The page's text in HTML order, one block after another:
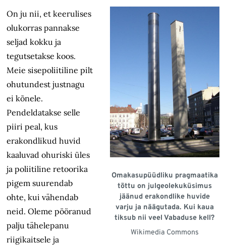
Omakasupüüdliku pragmaatika
tõttu on julgeolekuküsimus
jäänud erakondlike huvide
varju ja näägutada. Kui kaua
tiksub nii veel Vabaduse kell?
Wikimedia Commons
On ju nii, et keerulises
olukorras pannakse
seljad kokku ja
tegutsetakse koos.
Meie sisepoliitiline pilt
ohutundest justnagu
ei kõnele.
Pendeldatakse selle
piiri peal, kus
erakondlikud huvid
kaaluvad ohuriski üles
ja poliitiline retoorika
pigem suurendab
ohte, kui vähendab
neid. Oleme pööranud
palju tähelepanu
riigikaitsele ja